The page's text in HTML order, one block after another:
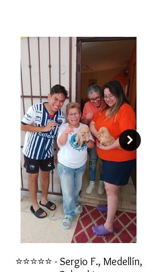
enseñanza. Necesita de ejercicio en
relación a sus aptitudes físicas y sus
capacidades.
⭐⭐⭐⭐⭐ - Sergio F., Medellín,